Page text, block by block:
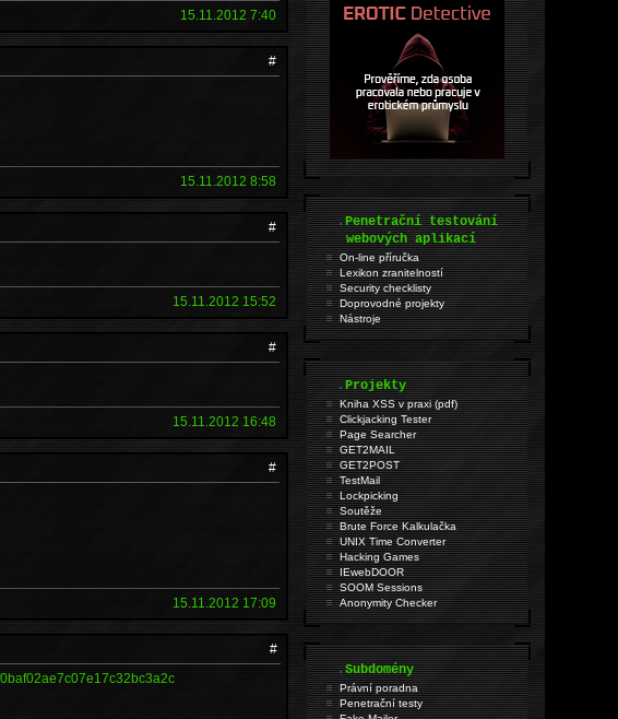
15.11.2012 7:40
#
15.11.2012 8:58
#
15.11.2012 15:52
#
15.11.2012 16:48
#
15.11.2012 17:09
#
.Penetrační testování
webových aplikací
On-line příručka
Lexikon zranitelností
Security checklisty
Doprovodné projekty
Nástroje
.Projekty
Kniha XSS v praxi (pdf)
Clickjacking Tester
Page Searcher
GET2MAIL
GET2POST
TestMail
Lockpicking
Soutěže
Brute Force Kalkulačka
UNIX Time Converter
Hacking Games
IEwebDOOR
SOOM Sessions
Anonymity Checker
.Subdomény
Právní poradna
Penetrační testy